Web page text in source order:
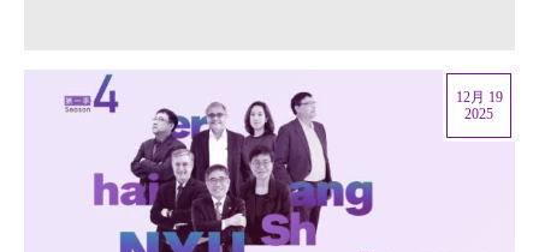
12月 19
2025